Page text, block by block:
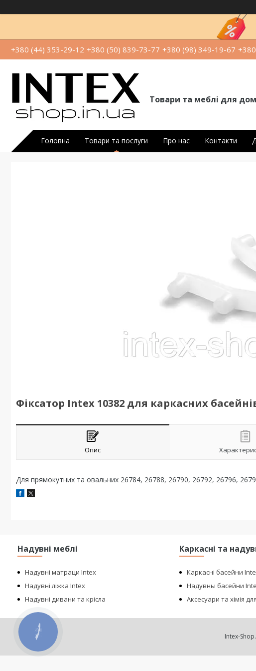
+380 (44) 353-29-12 +380 (50) 839-73-77 +380 (98) 349-19-67
Товари та меблі для
Головна Товари та послуги Про нас Контакти
Фіксатор Intex 10382 для каркасних
Опис
Для прямокутних та овальних 26784, 26788, 26790, 26792, 26796,
Надувні меблі
Надувні матраци Intex
Надувні ліжка Intex
Надувні дивани та крісла
Каркасні та
Каркасні басейни
Надувны басейни
Аксесуари та хімія
КНОПКА
ЗВ'ЯЗКУ